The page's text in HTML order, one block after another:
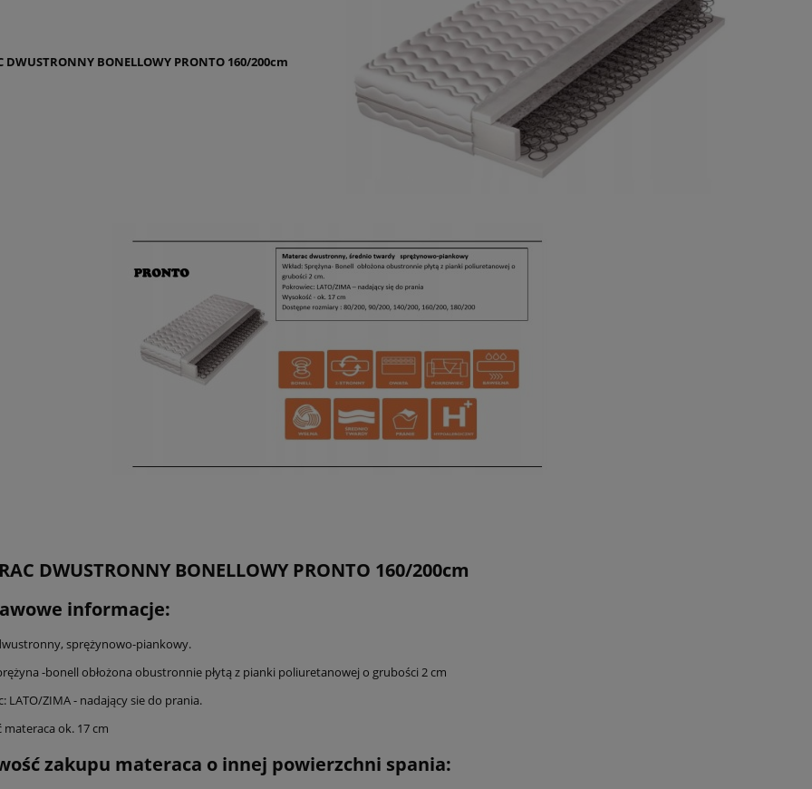
DWUSTRONNY BONELLOWY PRONTO 160/200cm
DWUSTRONNY BONELLOWY PRONTO 160/200cm
informacje:
sprężynowo-piankowy.
-bonell obłożona obustronnie płytą z pianki poliuretanowej o grubości 2 cm
LATO/ZIMA - nadający sie do prania.
materaca ok. 17 cm
zakupu materaca o innej powierzchni spania: